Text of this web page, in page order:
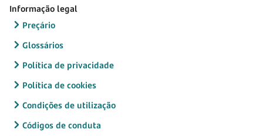
Informação legal
Preçário
Glossários
Política de privacidade
Política de cookies
Condições de utilização
Códigos de conduta